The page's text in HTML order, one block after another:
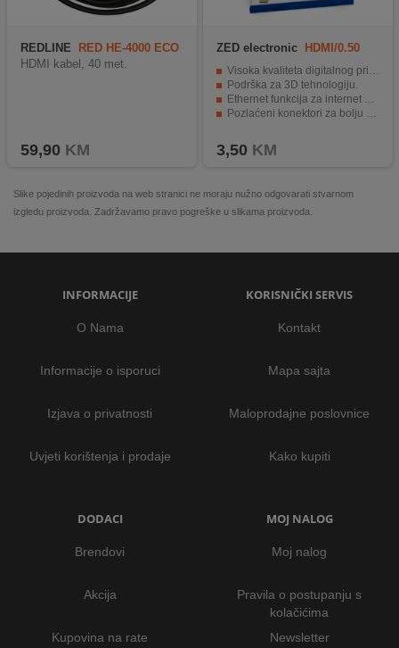
REDLINE
RED HE-4000 ECO
HDMI kabel, 40 met.
59,90 KM
ZED electronic HDMI/0.50
Visoka kvaliteta digitalnog prijenosa.
Podrška za 3D tehnologiju.
Ethernet funkcija za internet povezivanje.
Pozlaćeni konektori za bolju provodljivost signala.
3,50 KM
Slike pojedinih proizvoda na web stranici ne moraju nužno odgovarati stvarnom
izgledu proizvoda. Zadržavamo pravo pogreške u slikama proizvoda.
INFORMACIJE
O Nama
Informacije o isporuci
Izjava o privatnosti
Uvjeti korištenja i prodaje
KORISNIČKI SERVIS
Kontakt
Mapa sajta
Maloprodajne poslovnice
Kako kupiti
DODACI
Brendovi
Akcija
Kupovina na rate
MOJ NALOG
Moj nalog
Pravila o postupanju s
kolačićima
Newsletter